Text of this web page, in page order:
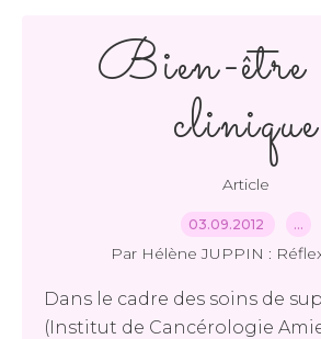
Bien-être
clinique
Article
03.09.2012 …
Par Hélène JUPPIN :
Dans le cadre des soins de
(Institut de Cancérologie